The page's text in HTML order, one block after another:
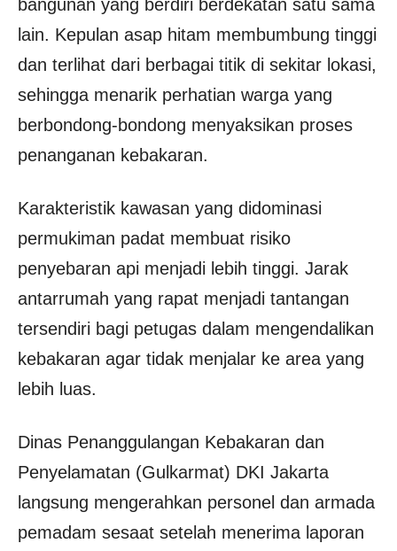
bangunan yang berdiri berdekatan satu sama
lain. Kepulan asap hitam membumbung tinggi
dan terlihat dari berbagai titik di sekitar lokasi,
sehingga menarik perhatian warga yang
berbondong-bondong menyaksikan proses
penanganan kebakaran.
Karakteristik kawasan yang didominasi
permukiman padat membuat risiko
penyebaran api menjadi lebih tinggi. Jarak
antarrumah yang rapat menjadi tantangan
tersendiri bagi petugas dalam mengendalikan
kebakaran agar tidak menjalar ke area yang
lebih luas.
Dinas Penanggulangan Kebakaran dan
Penyelamatan (Gulkarmat) DKI Jakarta
langsung mengerahkan personel dan armada
pemadam sesaat setelah menerima laporan